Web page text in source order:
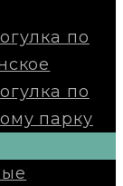
по
по
парку